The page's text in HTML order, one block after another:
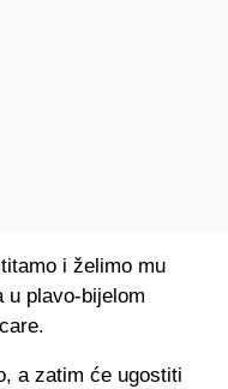
i želimo mu
u plavo-bijelom
a zatim će ugostiti